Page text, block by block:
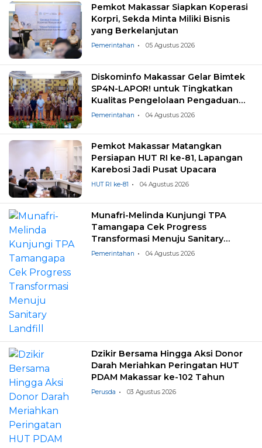
Pemkot Makassar Siapkan Koperasi
Korpri, Sekda Minta Miliki Bisnis
yang Berkelanjutan
Pemerintahan 05 Agustus 2026
Diskominfo Makassar Gelar Bimtek
SP4N-LAPOR! untuk Tingkatkan
Kualitas Pengelolaan Pengaduan
Masyarakat
Pemerintahan 04 Agustus 2026
Pemkot Makassar Matangkan
Persiapan HUT RI ke-81, Lapangan
Karebosi Jadi Pusat Upacara
HUT RI ke-81 04 Agustus 2026
Munafri-Melinda Kunjungi TPA
Tamangapa Cek Progress
Transformasi Menuju Sanitary
Landfill
Pemerintahan 04 Agustus 2026
Dzikir Bersama Hingga Aksi Donor
Darah Meriahkan Peringatan HUT
PDAM Makassar ke-102 Tahun
Perusda 03 Agustus 2026